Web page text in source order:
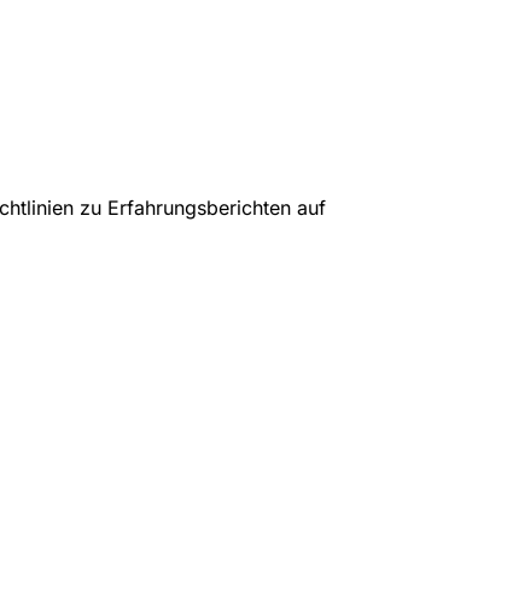
zu Erfahrungsberichten auf